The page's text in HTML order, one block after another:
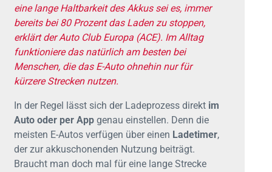
eine lange Haltbarkeit des Akkus sei es, immer
bereits bei 80 Prozent das Laden zu stoppen,
erklärt der Auto Club Europa (ACE). Im Alltag
funktioniere das natürlich am besten bei
Menschen, die das E-Auto ohnehin nur für
kürzere Strecken nutzen.
In der Regel lässt sich der Ladeprozess direkt im
Auto oder per App genau einstellen. Denn die
meisten E-Autos verfügen über einen Ladetimer,
der zur akkuschonenden Nutzung beiträgt.
Braucht man doch mal für eine lange Strecke